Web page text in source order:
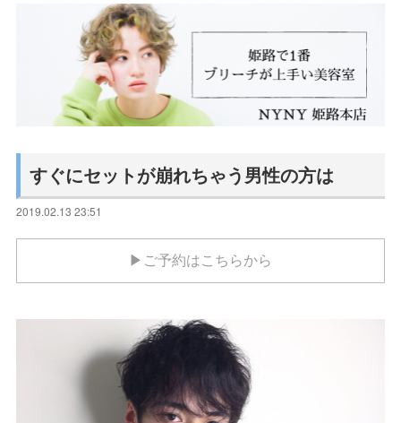
すぐにセットが崩れちゃう男性の方は
2019.02.13 23:51
▶ご予約はこちらから